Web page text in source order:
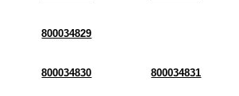
800034829
800034830 800034831